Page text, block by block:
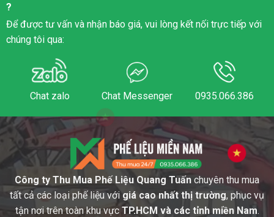
?
Để được tư vấn và nhận báo giá, vui lòng kết nối trực tiếp với
chúng tôi qua:
Chat zalo Chat Messenger 0935.066.386
Công ty Thu Mua Phế Liệu Quang Tuấn chuyên thu mua
tất cả các loại phế liệu vớigiá cao nhất thị trường, phục vụ
tận nơi trên toàn khu vực TP.HCM và các tỉnh miền Nam.